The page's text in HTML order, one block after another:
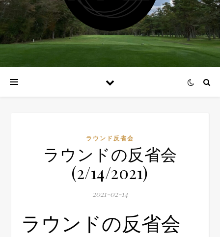
ラウンド反省会
ラウンドの反省会
(2/14/2021)
2021-02-14
ラウンドの反省会